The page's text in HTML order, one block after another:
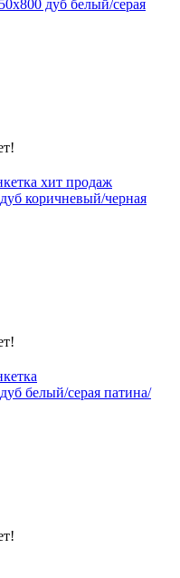
дуб белый/серая
хит продаж
коричневый/черная
белый/серая патина/